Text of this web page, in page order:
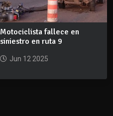
Motociclista fallece en
siniestro en ruta 9
Jun 12 2025